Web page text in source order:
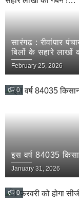
सारंगढ़ : रीवांपार
बिलों के सहारे
February 25, 2026
0
इस वर्ष 84035
January 31, 2026
0